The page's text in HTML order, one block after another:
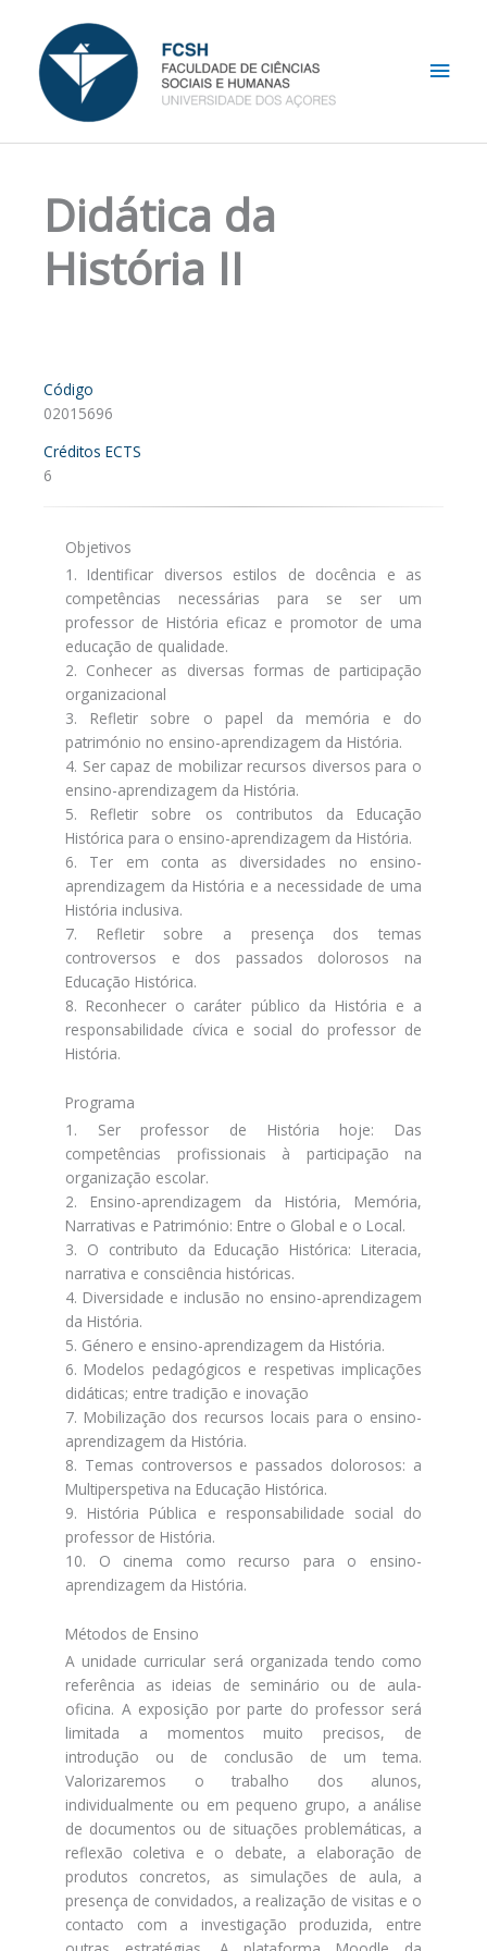
content
Didática da
História II
Código
02015696
Créditos ECTS
6
Objetivos
1. Identificar diversos estilos de docência e as
competências necessárias para se ser um
professor de História eficaz e promotor de uma
educação de qualidade.
2. Conhecer as diversas formas de participação
organizacional
3. Refletir sobre o papel da memória e do
património no ensino-aprendizagem da História.
4. Ser capaz de mobilizar recursos diversos para o
ensino-aprendizagem da História.
5. Refletir sobre os contributos da Educação
Histórica para o ensino-aprendizagem da História.
6. Ter em conta as diversidades no ensino-
aprendizagem da História e a necessidade de uma
História inclusiva.
7. Refletir sobre a presença dos temas
controversos e dos passados dolorosos na
Educação Histórica.
8. Reconhecer o caráter público da História e a
responsabilidade cívica e social do professor de
História.
Programa
1. Ser professor de História hoje: Das
competências profissionais à participação na
organização escolar.
2. Ensino-aprendizagem da História, Memória,
Narrativas e Património: Entre o Global e o Local.
3. O contributo da Educação Histórica: Literacia,
narrativa e consciência históricas.
4. Diversidade e inclusão no ensino-aprendizagem
da História.
5. Género e ensino-aprendizagem da História.
6. Modelos pedagógicos e respetivas implicações
didáticas; entre tradição e inovação
7. Mobilização dos recursos locais para o ensino-
aprendizagem da História.
8. Temas controversos e passados dolorosos: a
Multiperspetiva na Educação Histórica.
9. História Pública e responsabilidade social do
professor de História.
10. O cinema como recurso para o ensino-
aprendizagem da História.
Métodos de Ensino
A unidade curricular será organizada tendo como
referência as ideias de seminário ou de aula-
oficina. A exposição por parte do professor será
limitada a momentos muito precisos, de
introdução ou de conclusão de um tema.
Valorizaremos o trabalho dos alunos,
individualmente ou em pequeno grupo, a análise
de documentos ou de situações problemáticas, a
reflexão coletiva e o debate, a elaboração de
produtos concretos, as simulações de aula, a
presença de convidados, a realização de visitas e o
contacto com a investigação produzida, entre